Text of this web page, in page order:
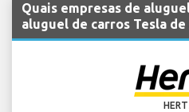
Quais empresas de
aluguel de carros Tesla